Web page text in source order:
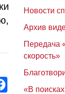
Facebook
Новости
Архив
Передача
скорость»
«В